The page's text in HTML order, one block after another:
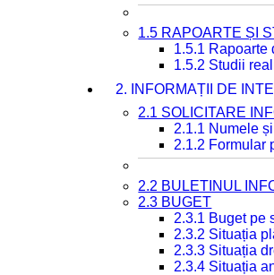
1.5 RAPOARTE ȘI
1.5.1 Rapoarte
1.5.2 Studii
2. INFORMAȚII DE
2.1 SOLICITARE
2.1.1 Numele
2.1.2 Formular
2.2 BULETINUL
2.3 BUGET
2.3.1 Buget pe
2.3.2 Situația
2.3.3 Situația
2.3.4 Situația